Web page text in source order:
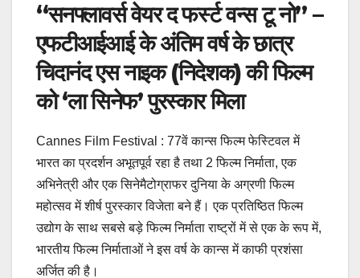
“सनफ्लावर्स वेयर द फर्स्ट वन्स टू नो” –
एफटीआईआई के अंतिम वर्ष के छात्र
चिदानंद एस नाइक (निदेशक) की फिल्म
को ‘ला सिनेफ’ पुरस्कार मिला
Cannes Film Festival : 77वें कान्स फिल्म फेस्टिवल में
भारत का प्रदर्शन अभूतपूर्व रहा है तथा 2 फिल्म निर्माता, एक
अभिनेत्री और एक सिनेमैटोग्राफर दुनिया के अग्रणी फिल्म
महोत्सव में शीर्ष पुरस्कार विजेता बने हैं। एक प्रतिष्ठित फिल्म
उद्योग के साथ सबसे बड़े फिल्म निर्माता राष्ट्रों में से एक के रूप में,
भारतीय फिल्म निर्माताओं ने इस वर्ष के कान्स में काफी प्रशंसा
अर्जित की है।